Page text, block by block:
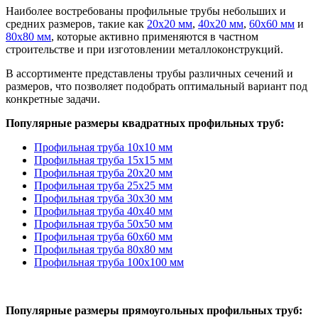
Наиболее востребованы профильные трубы небольших и
средних размеров, такие как 20х20 мм, 40х20 мм, 60х60 мм и
80х80 мм, которые активно применяются в частном
строительстве и при изготовлении металлоконструкций.
В ассортименте представлены трубы различных сечений и
размеров, что позволяет подобрать оптимальный вариант под
конкретные задачи.
Популярные размеры квадратных профильных труб:
Профильная труба 10х10 мм
Профильная труба 15х15 мм
Профильная труба 20х20 мм
Профильная труба 25х25 мм
Профильная труба 30х30 мм
Профильная труба 40х40 мм
Профильная труба 50х50 мм
Профильная труба 60х60 мм
Профильная труба 80х80 мм
Профильная труба 100х100 мм
Популярные размеры прямоугольных профильных труб: